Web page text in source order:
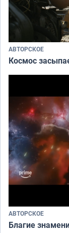
АВТОРСКОЕ
Космос
АВТОРСКОЕ
Благие